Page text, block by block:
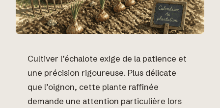
Cultiver l’échalote exige de la patience et
une précision rigoureuse. Plus délicate
que l’oignon, cette plante raffinée
demande une attention particulière lors